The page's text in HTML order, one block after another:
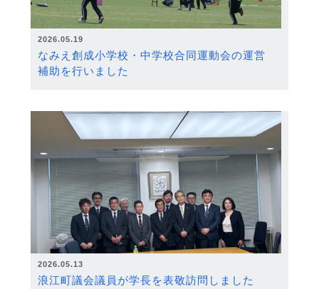
2026.05.19
なみえ創成小学校・中学校合同運動会の運営
補助を行いました
2026.05.13
浪江町議会議員が学長を表敬訪問しました